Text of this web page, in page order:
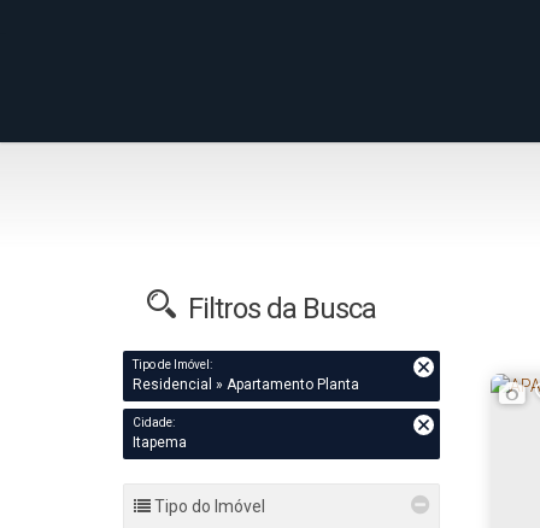
Filtros da Busca
Tipo de Imóvel:
Residencial » Apartamento Planta
Cidade:
Itapema
Tipo do Imóvel